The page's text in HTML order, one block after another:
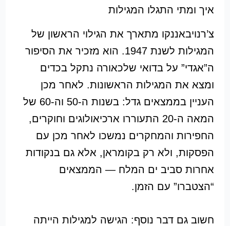
איך ומתי התגלו המגילות
צ’רנויבאננקו מתארך את הגילוי הראשון של
המגילות לשנת 1947. הוא מזכיר את הסיפור
ה”אגדי” על בדואי שלכאורה נתקל בכדים
ומצא את המגילות הראשונות. לאחר מכן
העניין בממצאים גדל: בשנות ה-50 וה-60 של
המאה ה-20 התעוררו ארכיאולוגים וחוקרים,
החפירות והמחקרים נמשכו לאחר מכן עם
הפסקות, ולא רק בקומראן, אלא גם בנקודות
אחרות סביב ים המלח — הממצאים
“הצטברו” עם הזמן.
חשוב גם דבר נוסף: הגישה למגילות הייתה